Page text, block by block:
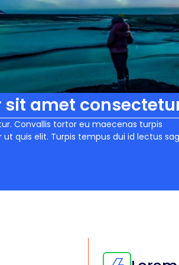
amet
Convallis tortor eu maecenas turpis
quis elit. Turpis tempus dui id lectus